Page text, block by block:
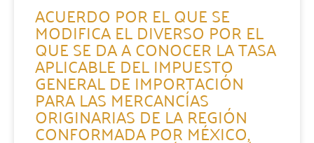
ACUERDO POR EL QUE SE
MODIFICA EL DIVERSO POR EL
QUE SE DA A CONOCER LA TASA
APLICABLE DEL IMPUESTO
GENERAL DE IMPORTACIÓN
PARA LAS MERCANCÍAS
ORIGINARIAS DE LA REGIÓN
CONFORMADA POR MÉXICO,